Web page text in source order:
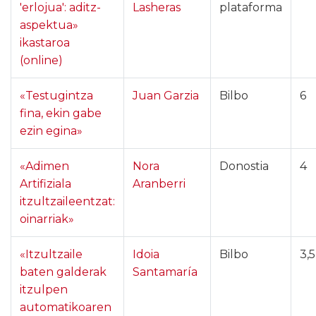
'erlojua': aditz-
aspektua»
ikastaroa
(online)
Lasheras
plataforma
«Testugintza
fina, ekin gabe
ezin egina»
Juan Garzia Bilbo 6
«Adimen
Artifiziala
itzultzaileentzat:
oinarriak»
Nora
Aranberri
Donostia 4
«Itzultzaile
baten galderak
itzulpen
automatikoaren
Idoia
Santamaría
Bilbo 3,5